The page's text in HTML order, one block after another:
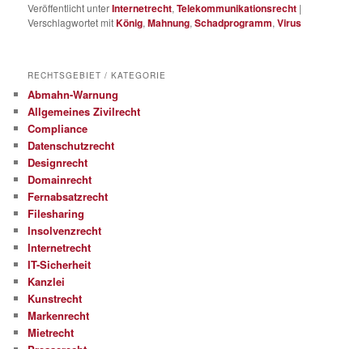
Veröffentlicht unterInternetrecht,Telekommunikationsrecht |
Verschlagwortet mitKönig,Mahnung,Schadprogramm,Virus
RECHTSGEBIET / KATEGORIE
Abmahn-Warnung
Allgemeines Zivilrecht
Compliance
Datenschutzrecht
Designrecht
Domainrecht
Fernabsatzrecht
Filesharing
Insolvenzrecht
Internetrecht
IT-Sicherheit
Kanzlei
Kunstrecht
Markenrecht
Mietrecht